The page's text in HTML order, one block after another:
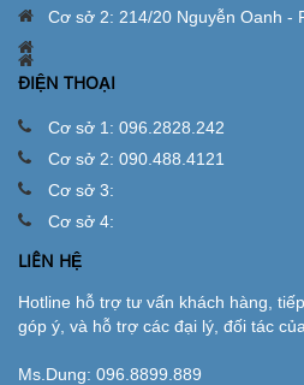
Cơ sở 2: 214/20 Nguyễn Oanh -
ĐIỆN THOẠI
Cơ sở 1: 096.2828.242
Cơ sở 2: 090.488.4121
Cơ sở 3:
Cơ sở 4:
LIÊN HỆ
Hotline hỗ trợ tư vấn khách hàng,
góp ý, và hỗ trợ các đại lý, đối tác
Ms.Dung: 096.8899.889